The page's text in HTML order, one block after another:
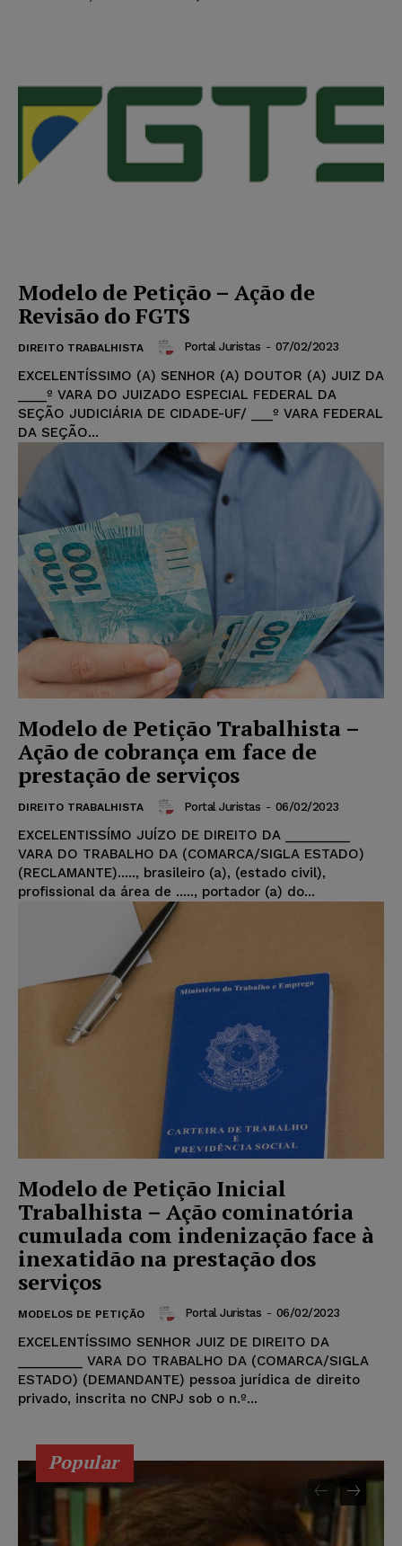
Modelo de Petição – Ação de
Revisão do FGTS
DIREITO TRABALHISTA Portal Juristas - 07/02/2023
EXCELENTÍSSIMO (A) SENHOR (A) DOUTOR (A) JUIZ DA
____º VARA DO JUIZADO ESPECIAL FEDERAL DA
SEÇÃO JUDICIÁRIA DE CIDADE-UF/ ___º VARA FEDERAL
DA SEÇÃO...
Modelo de Petição Trabalhista –
Ação de cobrança em face de
prestação de serviços
DIREITO TRABALHISTA Portal Juristas - 06/02/2023
EXCELENTISSÍMO JUÍZO DE DIREITO DA _________
VARA DO TRABALHO DA (COMARCA/SIGLA ESTADO)
(RECLAMANTE)....., brasileiro (a), (estado civil),
profissional da área de ....., portador (a) do...
Modelo de Petição Inicial
Trabalhista – Ação cominatória
cumulada com indenização face à
inexatidão na prestação dos
serviços
MODELOS DE PETIÇÃO Portal Juristas - 06/02/2023
EXCELENTÍSSIMO SENHOR JUIZ DE DIREITO DA
_________ VARA DO TRABALHO DA (COMARCA/SIGLA
ESTADO) (DEMANDANTE) pessoa jurídica de direito
privado, inscrita no CNPJ sob o n.º...
Popular